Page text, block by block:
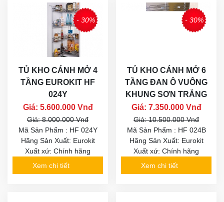
- 30%
TỦ KHO CÁNH MỞ 4
TẦNG EUROKIT HF
024Y
Giá: 5.600.000 Vnđ
Giá: 8.000.000 Vnđ
Mã Sản Phẩm : HF 024Y
Hãng Sản Xuất: Eurokit
Xuất xứ: Chính hãng
Xem chi tiết
- 30%
TỦ KHO CÁNH MỞ 6
TẦNG ĐAN Ô VUÔNG
KHUNG SƠN TRẮNG
Giá: 7.350.000 Vnđ
Giá: 10.500.000 Vnđ
Mã Sản Phẩm : HF 024B
Hãng Sản Xuất: Eurokit
Xuất xứ: Chính hãng
Xem chi tiết